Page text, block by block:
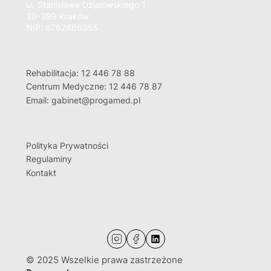
Rehabilitacja: 12 446 78 88
Centrum Medyczne: 12 446 78 87
Email: gabinet@progamed.pl
© 2025 Wszelkie prawa zastrzeżone
Polityka Prywatności
Regulaminy
Kontakt